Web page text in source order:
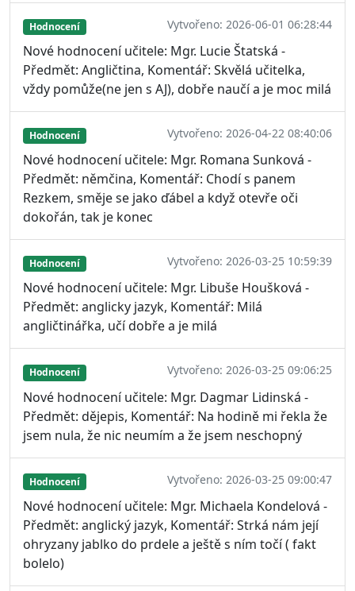
Hodnocení Vytvořeno: 2026-06-01 06:28:44
Nové hodnocení učitele: Mgr. Lucie Štatská -
Předmět: Angličtina, Komentář: Skvělá učitelka,
vždy pomůže(ne jen s AJ), dobře naučí a je moc milá
Hodnocení Vytvořeno: 2026-04-22 08:40:06
Nové hodnocení učitele: Mgr. Romana Sunková -
Předmět: němčina, Komentář: Chodí s panem
Rezkem, směje se jako ďábel a když otevře oči
dokořán, tak je konec
Hodnocení Vytvořeno: 2026-03-25 10:59:39
Nové hodnocení učitele: Mgr. Libuše Houšková -
Předmět: anglicky jazyk, Komentář: Milá
angličtinářka, učí dobře a je milá
Hodnocení Vytvořeno: 2026-03-25 09:06:25
Nové hodnocení učitele: Mgr. Dagmar Lidinská -
Předmět: dějepis, Komentář: Na hodině mi řekla že
jsem nula, že nic neumím a že jsem neschopný
Hodnocení Vytvořeno: 2026-03-25 09:00:47
Nové hodnocení učitele: Mgr. Michaela Kondelová -
Předmět: anglický jazyk, Komentář: Strká nám její
ohryzany jablko do prdele a ještě s ním točí ( fakt
bolelo)